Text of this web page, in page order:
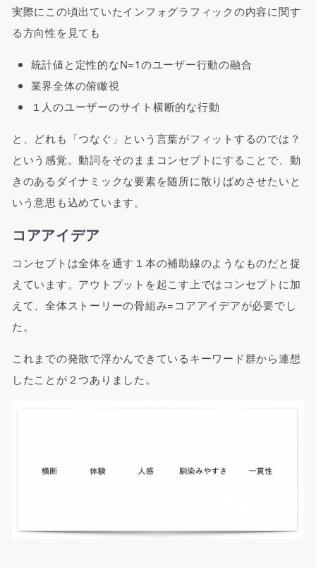
実際にこの頃出ていたインフォグラフィックの内容に関す
る方向性を見ても
統計値と定性的なN=1のユーザー行動の融合
業界全体の俯瞰視
１人のユーザーのサイト横断的な行動
と、どれも「つなぐ」という言葉がフィットするのでは？
という感覚。動詞をそのままコンセプトにすることで、動
きのあるダイナミックな要素を随所に散りばめさせたいと
いう意思も込めています。
コアアイデア
コンセプトは全体を通す１本の補助線のようなものだと捉
えています。アウトプットを起こす上ではコンセプトに加
えて、全体ストーリーの骨組み=コアアイデアが必要でし
た。
これまでの発散で浮かんできているキーワード群から連想
したことが２つありました。